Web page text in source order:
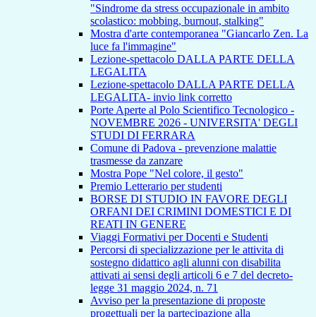
"Sindrome da stress occupazionale in ambito
scolastico: mobbing, burnout, stalking"
Mostra d'arte contemporanea "Giancarlo Zen. La
luce fa l'immagine"
Lezione-spettacolo DALLA PARTE DELLA
LEGALITA
Lezione-spettacolo DALLA PARTE DELLA
LEGALITA- invio link corretto
Porte Aperte al Polo Scientifico Tecnologico -
NOVEMBRE 2026 - UNIVERSITA' DEGLI
STUDI DI FERRARA
Comune di Padova - prevenzione malattie
trasmesse da zanzare
Mostra Pope "Nel colore, il gesto"
Premio Letterario per studenti
BORSE DI STUDIO IN FAVORE DEGLI
ORFANI DEI CRIMINI DOMESTICI E DI
REATI IN GENERE
Viaggi Formativi per Docenti e Studenti
Percorsi di specializzazione per le attivita di
sostegno didattico agli alunni con disabilita
attivati ai sensi degli articoli 6 e 7 del decreto-
legge 31 maggio 2024, n. 71
Avviso per la presentazione di proposte
progettuali per la partecipazione alla